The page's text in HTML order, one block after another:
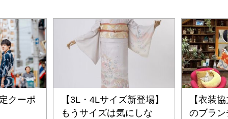
クーポ
【3L・4Lサイズ新登場】
もうサイズは気にしな
【衣装
のブラ